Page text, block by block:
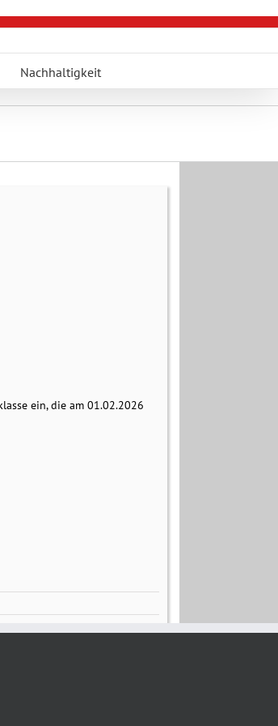
Nachhaltigkeit
ein, die am 01.02.2026